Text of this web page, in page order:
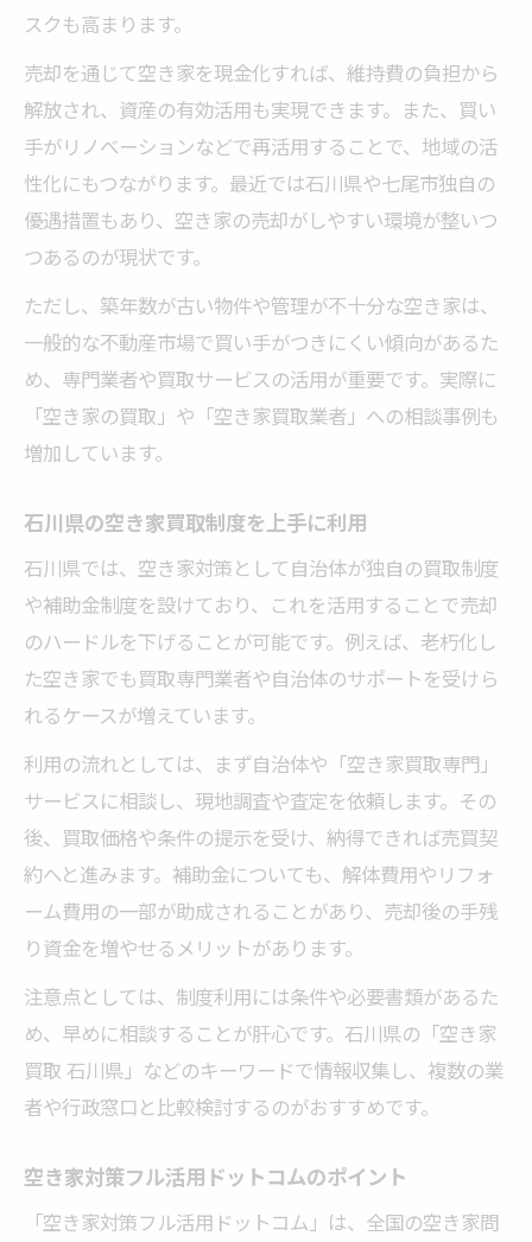
スクも高まります。
売却を通じて空き家を現金化すれば、維持費の負担から
解放され、資産の有効活用も実現できます。また、買い
手がリノベーションなどで再活用することで、地域の活
性化にもつながります。最近では石川県や七尾市独自の
優遇措置もあり、空き家の売却がしやすい環境が整いつ
つあるのが現状です。
ただし、築年数が古い物件や管理が不十分な空き家は、
一般的な不動産市場で買い手がつきにくい傾向があるた
め、専門業者や買取サービスの活用が重要です。実際に
「空き家の買取」や「空き家買取業者」への相談事例も
増加しています。
石川県の空き家買取制度を上手に利用
石川県では、空き家対策として自治体が独自の買取制度
や補助金制度を設けており、これを活用することで売却
のハードルを下げることが可能です。例えば、老朽化し
た空き家でも買取専門業者や自治体のサポートを受けら
れるケースが増えています。
利用の流れとしては、まず自治体や「空き家買取専門」
サービスに相談し、現地調査や査定を依頼します。その
後、買取価格や条件の提示を受け、納得できれば売買契
約へと進みます。補助金についても、解体費用やリフォ
ーム費用の一部が助成されることがあり、売却後の手残
り資金を増やせるメリットがあります。
注意点としては、制度利用には条件や必要書類があるた
め、早めに相談することが肝心です。石川県の「空き家
買取 石川県」などのキーワードで情報収集し、複数の業
者や行政窓口と比較検討するのがおすすめです。
空き家対策フル活用ドットコムのポイント
「空き家対策フル活用ドットコム」は、全国の空き家問